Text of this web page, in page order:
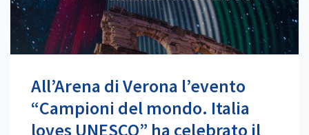
All’Arena di Verona l’evento
“Campioni del mondo. Italia
loves UNESCO” ha celebrato il